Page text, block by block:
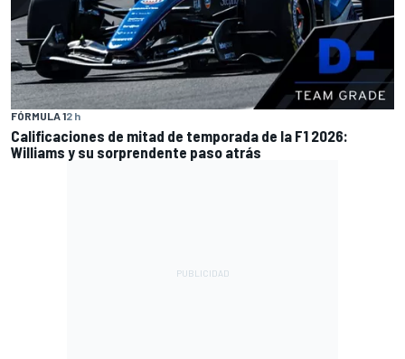
FÓRMULA 12 h
Calificaciones de mitad de temporada de la F1 2026:
Williams y su sorprendente paso atrás